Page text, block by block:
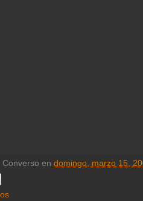
Converso en domingo, marzo 15,